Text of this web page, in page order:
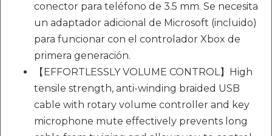
conector para teléfono de 3.5 mm. Se necesita
un adaptador adicional de Microsoft (incluido)
para funcionar con el controlador Xbox de
primera generación.
【EFFORTLESSLY VOLUME CONTROL】High
tensile strength, anti-winding braided USB
cable with rotary volume controller and key
microphone mute effectively prevents long